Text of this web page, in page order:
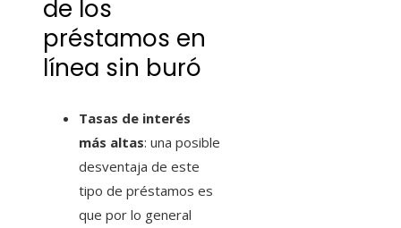
de los
préstamos en
línea sin buró
Tasas de interés
más altas: una posible
desventaja de este
tipo de préstamos es
que por lo general